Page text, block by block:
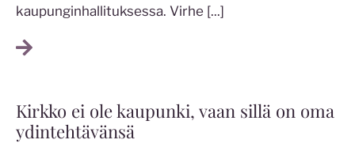
kaupunginhallituksessa. Virhe [...]
Kirkko ei ole kaupunki, vaan sillä on oma
ydintehtävänsä